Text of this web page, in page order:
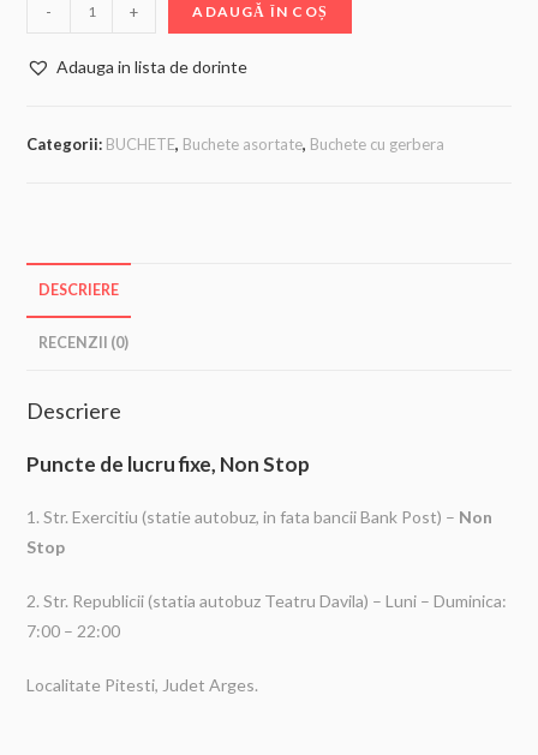
- + ADAUGĂ ÎN COȘ
Adauga in lista de dorinte
Categorii: BUCHETE, Buchete asortate, Buchete cu gerbera
DESCRIERE
RECENZII (0)
Descriere
Puncte de lucru fixe, Non Stop
1. Str. Exercitiu (statie autobuz, in fata bancii Bank Post) – Non
Stop
2. Str. Republicii (statia autobuz Teatru Davila) – Luni – Duminica:
7:00 – 22:00
Localitate Pitesti, Judet Arges.